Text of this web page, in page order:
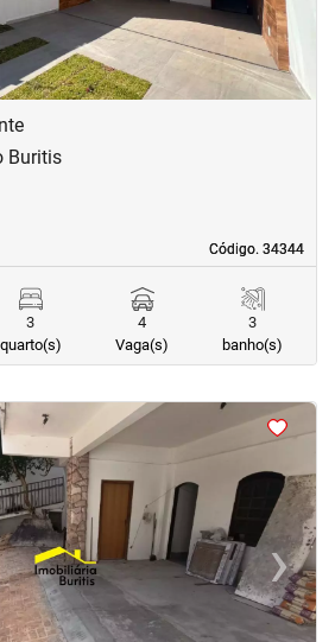
Código. 34344
Código. 34344
Buritis
3
quarto(s)
4
Vaga(s)
3
banho(s)
›Next